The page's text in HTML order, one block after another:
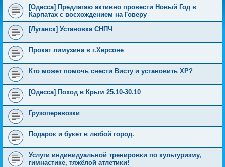
[Одесса] Предлагаю активно провести Новый Год в
Карпатах с восхождением на Говеру
[Луганск] Установка СНПЧ
Прокат лимузина в г.Херсоне
Кто может помочь снести Висту и установить XP?
[Одесса] Поход в Крым 25.10-30.10
Грузоперевозки
Подарок и букет в любой город.
Услуги индивидуальной тренировки по культуризму,
гимнастике, тяжёлой атлетики!